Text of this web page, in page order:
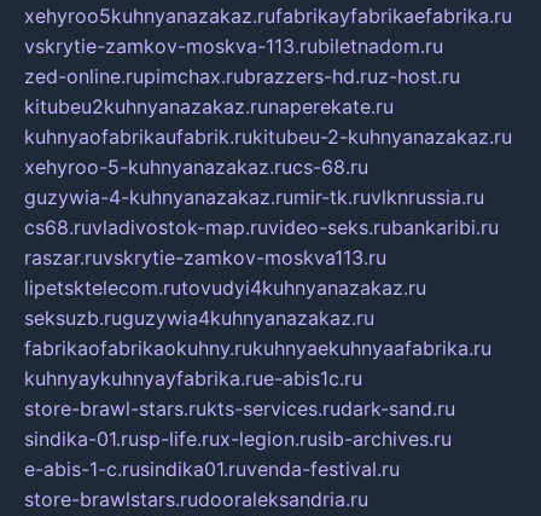
xehyroo5kuhnyanazakaz.rufabrikayfabrikaefabrika.ru
vskrytie-zamkov-moskva-113.rubiletnadom.ru
zed-online.rupimchax.rubrazzers-hd.ruz-host.ru
kitubeu2kuhnyanazakaz.runaperekate.ru
kuhnyaofabrikaufabrik.rukitubeu-2-kuhnyanazakaz.ru
xehyroo-5-kuhnyanazakaz.rucs-68.ru
guzywia-4-kuhnyanazakaz.rumir-tk.ruvlknrussia.ru
cs68.ruvladivostok-map.ruvideo-seks.rubankaribi.ru
raszar.ruvskrytie-zamkov-moskva113.ru
lipetsktelecom.rutovudyi4kuhnyanazakaz.ru
seksuzb.ruguzywia4kuhnyanazakaz.ru
fabrikaofabrikaokuhny.rukuhnyaekuhnyaafabrika.ru
kuhnyaykuhnyayfabrika.rue-abis1c.ru
store-brawl-stars.rukts-services.rudark-sand.ru
sindika-01.rusp-life.rux-legion.rusib-archives.ru
e-abis-1-c.rusindika01.ruvenda-festival.ru
store-brawlstars.rudooraleksandria.ru